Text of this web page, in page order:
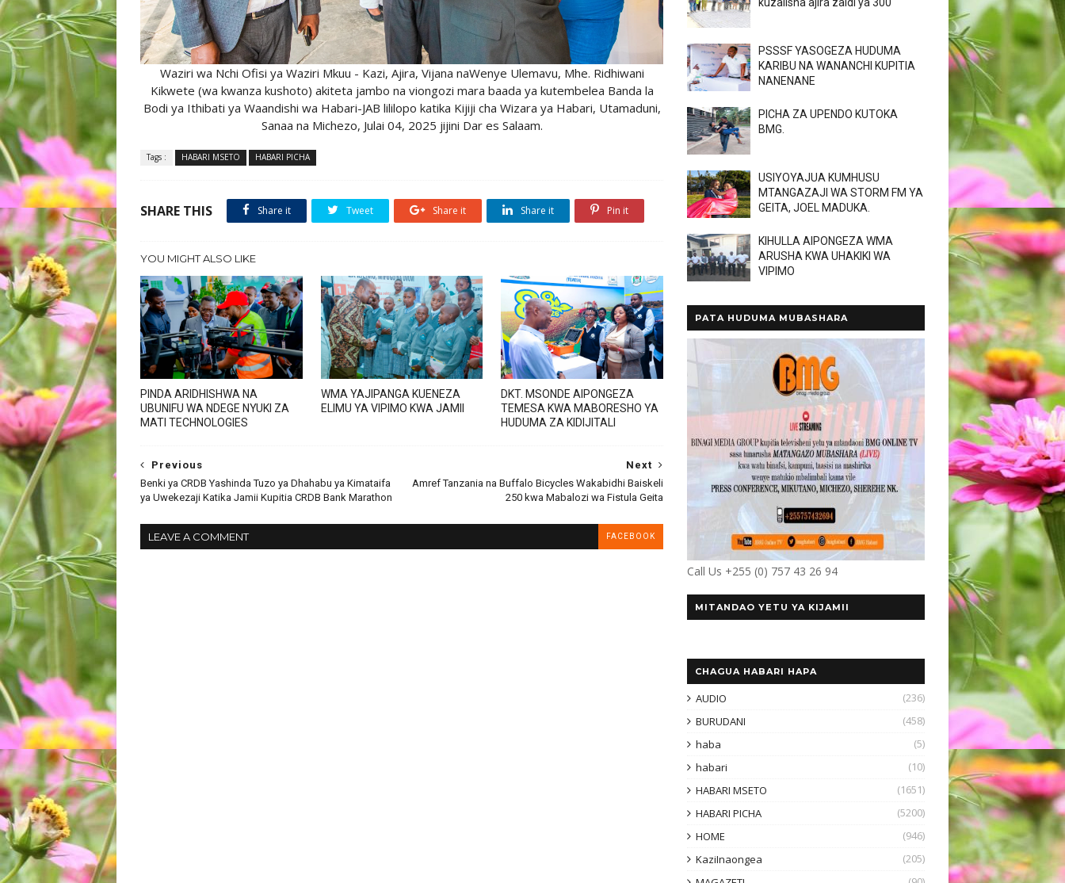
Waziri wa Nchi Ofisi ya Waziri Mkuu - Kazi, Ajira, Vijana naWenye Ulemavu, Mhe. Ridhiwani
Kikwete (wa kwanza kushoto) akiteta jambo na viongozi mara baada ya kutembelea Banda la
Bodi ya Ithibati ya Waandishi wa Habari-JAB lililopo katika Kijiji cha Wizara ya Habari, Utamaduni,
Sanaa na Michezo, Julai 04, 2025 jijini Dar es Salaam.
Tags : HABARI MSETO HABARI PICHA
SHARE THIS Share it Tweet Share it Share it Pin it
YOU MIGHT ALSO LIKE
PINDA ARIDHISHWA NA
UBUNIFU WA NDEGE NYUKI ZA
MATI TECHNOLOGIES
WMA YAJIPANGA KUENEZA
ELIMU YA VIPIMO KWA JAMII
DKT. MSONDE AIPONGEZA
TEMESA KWA MABORESHO YA
HUDUMA ZA KIDIJITALI
Next
Amref Tanzania na Buffalo Bicycles Wakabidhi Baiskeli
250 kwa Mabalozi wa Fistula Geita
Previous
Benki ya CRDB Yashinda Tuzo ya Dhahabu ya Kimataifa
ya Uwekezaji Katika Jamii Kupitia CRDB Bank Marathon
LEAVE A COMMENT FACEBOOK
PSSSF YASOGEZA HUDUMA
KARIBU NA WANANCHI KUPITIA
NANENANE
PICHA ZA UPENDO KUTOKA
BMG.
USIYOYAJUA KUMHUSU
MTANGAZAJI WA STORM FM YA
GEITA, JOEL MADUKA.
KIHULLA AIPONGEZA WMA
ARUSHA KWA UHAKIKI WA
VIPIMO
PATA HUDUMA MUBASHARA
Call Us +255 (0) 757 43 26 94
MITANDAO YETU YA KIJAMII
CHAGUA HABARI HAPA
AUDIO
(236)
BURUDANI
(458)
haba
(5)
habari
(10)
HABARI MSETO
(1651)
HABARI PICHA
(5200)
HOME
(946)
KaziInaongea
(205)